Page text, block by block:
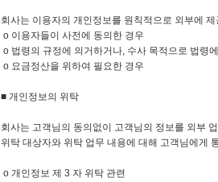
회사는 이용자의 개인정보를 원칙적으로 외부에
ο 이용자들이 사전에 동의한 경우
ο 법령의 규정에 의거하거나, 수사 목적으로 법령
ο 요금정산을 위하여 필요한 경우
■ 개인정보의 위탁
회사는 고객님의 동의없이 고객님의 정보를 외부
위탁 대상자와 위탁 업무 내용에 대해 고객님에게
ο 개인정보 제 3 자 위탁 관련